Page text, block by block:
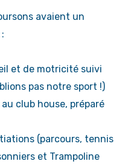
avaient un
et de motricité suivi
pas notre sport !)
club house, préparé
(parcours, tennis
et Trampoline